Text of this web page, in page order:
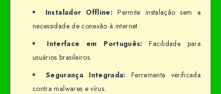
Instalador Offline: Permite instalação sem a
necessidade de conexão à internet.
Interface em Português: Facilidade para
usuários brasileiros.
Segurança Integrada: Ferramenta verificada
contra malwares e vírus.